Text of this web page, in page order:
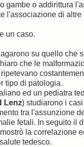
gambe o addirittura
l'associazione di
un caso.
su quello che
che le
tipo di patologia.
ed un pediatra
Lenz) studiarono i
tra l'assunzione
fetali. In seguito il
la correlazione
tedesco.